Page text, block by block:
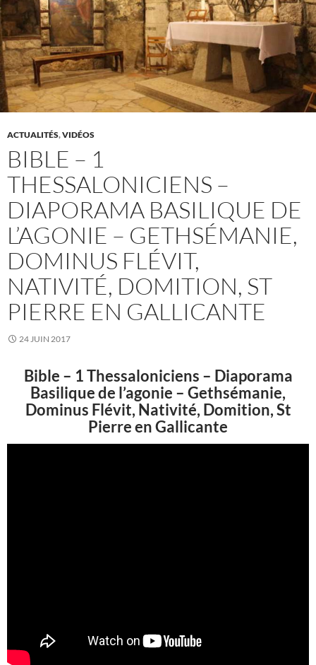
ACTUALITÉS,VIDÉOS
BIBLE – 1
THESSALONICIENS –
DIAPORAMA BASILIQUE DE
L’AGONIE – GETHSÉMANIE,
DOMINUS FLÉVIT,
NATIVITÉ, DOMITION, ST
PIERRE EN GALLICANTE
24 JUIN 2017
Bible – 1 Thessaloniciens – Diaporama
Basilique de l’agonie – Gethsémanie,
Dominus Flévit, Nativité, Domition, St
Pierre en Gallicante